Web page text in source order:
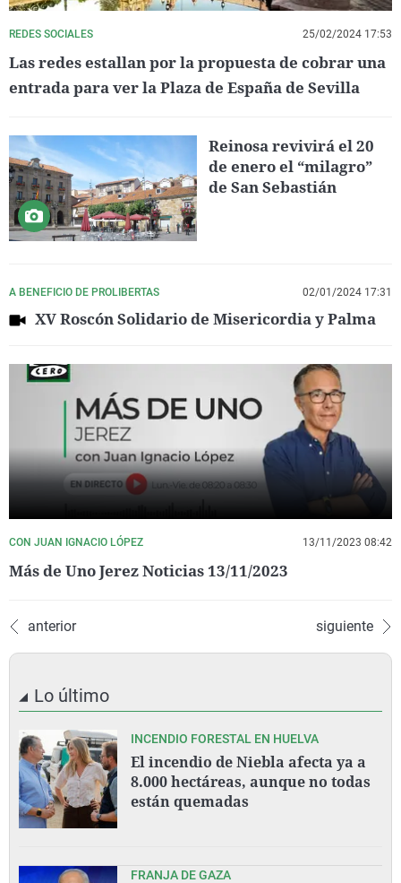
REDES SOCIALES 25/02/2024 17:53
Las redes estallan por la propuesta de cobrar una
entrada para ver la Plaza de España de Sevilla
Reinosa revivirá el 20
de enero el “milagro”
de San Sebastián
A BENEFICIO DE PROLIBERTAS 02/01/2024 17:31
XV Roscón Solidario de Misericordia y Palma
CON JUAN IGNACIO LÓPEZ 13/11/2023 08:42
Más de Uno Jerez Noticias 13/11/2023
anterior siguiente
Lo último
INCENDIO FORESTAL EN HUELVA
El incendio de Niebla afecta ya a
8.000 hectáreas, aunque no todas
están quemadas
FRANJA DE GAZA